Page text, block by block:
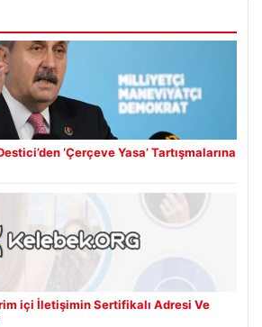
‘Çerçeve Yasa’ Tartışmalarına
içi İletişimin Sertifikalı Adresi Ve